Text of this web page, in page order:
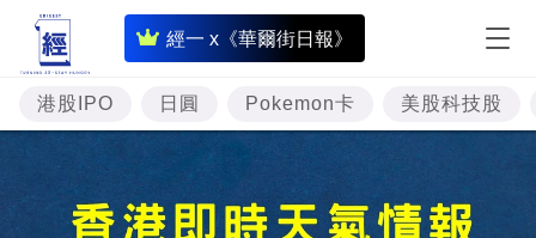
經一 x《華爾街日報》
即
時
財
經
題
港股IPO 日圓 Pokemon卡 美股科技股